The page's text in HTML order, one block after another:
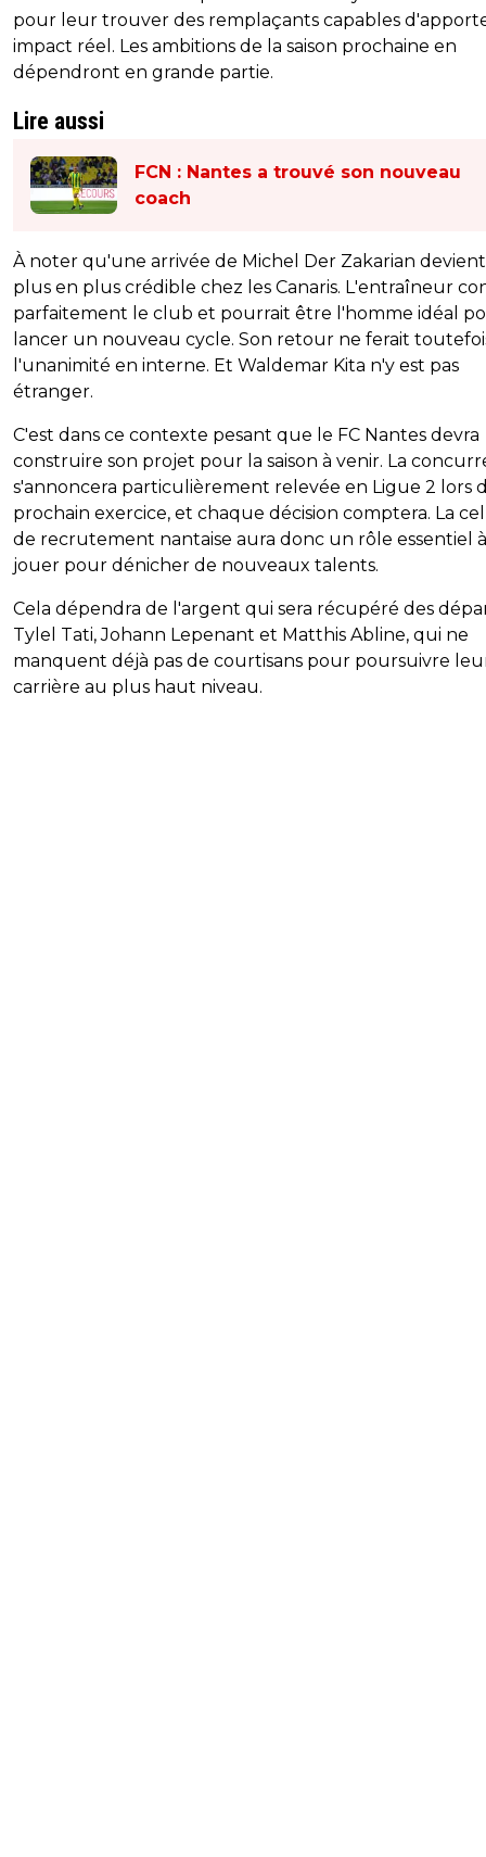
pour leur trouver des remplaçants capables
impact réel. Les ambitions de la saison prochaine en
dépendront en grande partie.
Lire aussi
FCN : Nantes a trouvé son nouveau
coach
À noter qu'une arrivée de Michel Der Zakarian
plus en plus crédible chez les Canaris. L'entraîneur
parfaitement le club et pourrait être l'homme idéal
lancer un nouveau cycle. Son retour ne ferait
l'unanimité en interne. Et Waldemar Kita n'y est pas
étranger.
C'est dans ce contexte pesant que le FC Nantes devra
construire son projet pour la saison à venir. La
s'annoncera particulièrement relevée en Ligue 2 lors
prochain exercice, et chaque décision comptera. La
de recrutement nantaise aura donc un rôle essentiel à
jouer pour dénicher de nouveaux talents.
Cela dépendra de l'argent qui sera récupéré des
Tylel Tati, Johann Lepenant et Matthis Abline, qui ne
manquent déjà pas de courtisans pour poursuivre
carrière au plus haut niveau.